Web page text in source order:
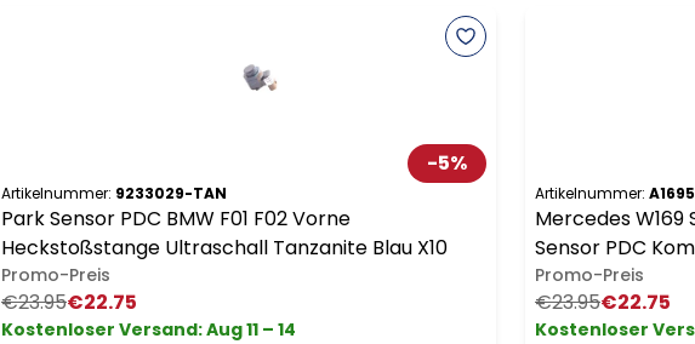
-5%
Artikelnummer: 9233029-TAN
Park Sensor PDC BMW F01 F02 Vorne
Heckstoßstange Ultraschall Tanzanite Blau X10
Promo-Preis
€23.95€22.75
Kostenloser Versand:Aug 11 – 14
Artikelnummer:
Mercedes
Sensor PDC
Promo-Preis
€23.95€22.75
Kostenloser